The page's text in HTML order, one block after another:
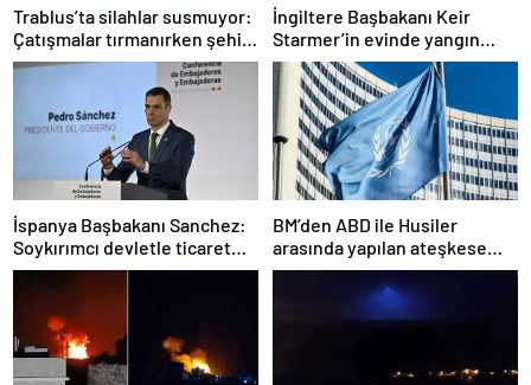
Trablus’ta silahlar susmuyor:
Çatışmalar tırmanırken şehir
alarmda
İngiltere Başbakanı Keir
Starmer’in evinde yangın
çıktı
İspanya Başbakanı Sanchez:
Soykırımcı devletle ticaret
yapmayız
BM’den ABD ile Husiler
arasında yapılan ateşkese
ilişkin değerlendirme